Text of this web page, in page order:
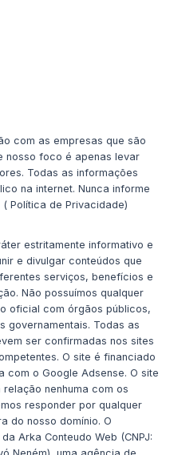
com as empresas que são
nosso foco é apenas levar
Todas as informações
na internet. Nunca informe
Política de Privacidade)
estritamente informativo e
e divulgar conteúdos que
serviços, benefícios e
Não possuímos qualquer
oficial com órgãos públicos,
governamentais. Todas as
ser confirmadas nos sites
O site é financiado
com o Google Adsense. O site
nenhuma com os
responder por qualquer
do nosso domínio. O
Arka Conteudo Web (CNPJ: